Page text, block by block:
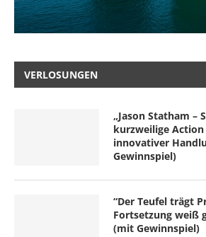
VERLOSUNGEN
„Jason Statham –
kurzweilige
innovativer
Gewinnspiel)
“Der Teufel trägt
Fortsetzung weiß
(mit Gewinnspiel)